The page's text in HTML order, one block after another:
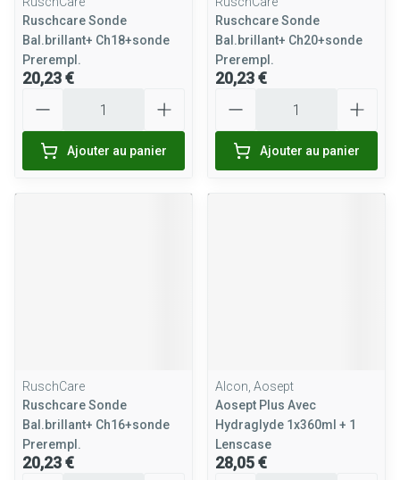
Ruschcare Sonde
Bal.brillant+ Ch18+sonde
Prerempl.
20,23 €
Ajouter au panier
Ruschcare Sonde
Bal.brillant+ Ch20+sonde
Prerempl.
20,23 €
Ajouter au panier
RuschCare
Ruschcare Sonde
Bal.brillant+ Ch16+sonde
Prerempl.
20,23 €
Alcon, Aosept
Aosept Plus Avec
Hydraglyde 1x360ml + 1
Lenscase
28,05 €